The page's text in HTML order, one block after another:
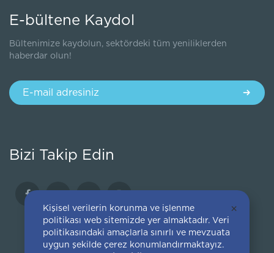
E-bültene Kaydol
Bültenimize kaydolun, sektördeki tüm yeniliklerden
haberdar olun!
Bizi Takip Edin
Kişisel verilerin korunma ve işlenme
politikası web sitemizde yer almaktadır. Veri
politikasındaki amaçlarla sınırlı ve mevzuata
uygun şekilde çerez konumlandırmaktayız.
×